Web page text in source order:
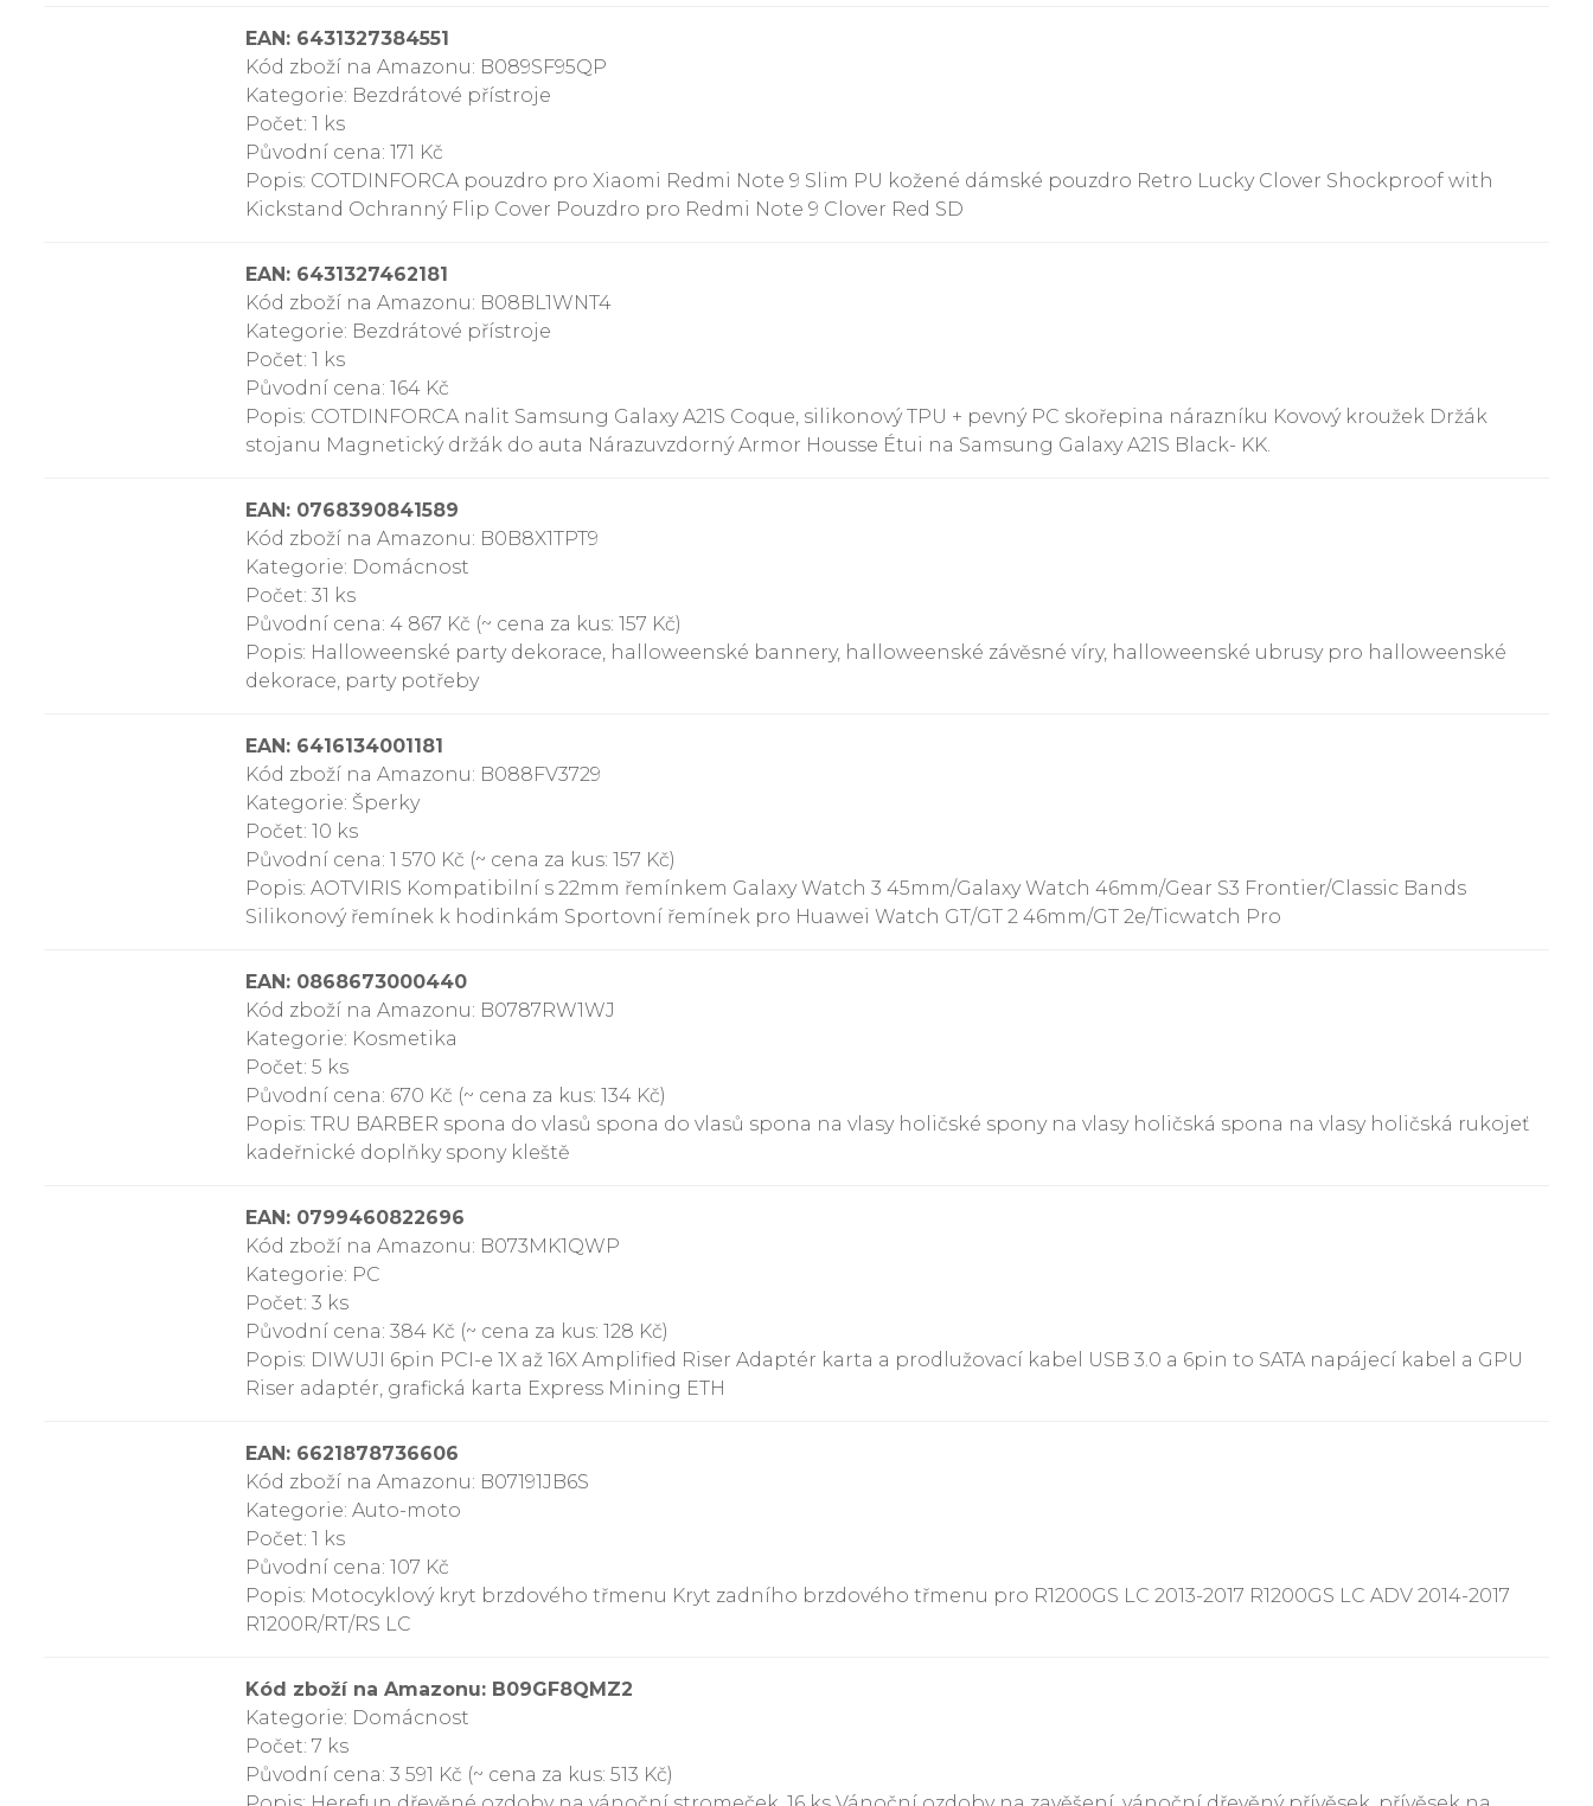
EAN: 6431327384551
Kód zboží na Amazonu: B089SF95QP
Kategorie: Bezdrátové přístroje
Počet: 1 ks
Původní cena: 171 Kč
Popis: COTDINFORCA pouzdro pro Xiaomi Redmi Note 9 Slim PU kožené dámské pouzdro Retro Lucky Clover Shockproof with
Kickstand Ochranný Flip Cover Pouzdro pro Redmi Note 9 Clover Red SD
EAN: 6431327462181
Kód zboží na Amazonu: B08BL1WNT4
Kategorie: Bezdrátové přístroje
Počet: 1 ks
Původní cena: 164 Kč
Popis: COTDINFORCA nalit Samsung Galaxy A21S Coque, silikonový TPU + pevný PC skořepina nárazníku Kovový kroužek Držák
stojanu Magnetický držák do auta Nárazuvzdorný Armor Housse Étui na Samsung Galaxy A21S Black- KK.
EAN: 0768390841589
Kód zboží na Amazonu: B0B8X1TPT9
Kategorie: Domácnost
Počet: 31 ks
Původní cena: 4 867 Kč (~ cena za kus: 157 Kč)
Popis: Halloweenské party dekorace, halloweenské bannery, halloweenské závěsné víry, halloweenské ubrusy pro halloweenské
dekorace, party potřeby
EAN: 6416134001181
Kód zboží na Amazonu: B088FV3729
Kategorie: Šperky
Počet: 10 ks
Původní cena: 1 570 Kč (~ cena za kus: 157 Kč)
Popis: AOTVIRIS Kompatibilní s 22mm řemínkem Galaxy Watch 3 45mm/Galaxy Watch 46mm/Gear S3 Frontier/Classic Bands
Silikonový řemínek k hodinkám Sportovní řemínek pro Huawei Watch GT/GT 2 46mm/GT 2e/Ticwatch Pro
EAN: 0868673000440
Kód zboží na Amazonu: B0787RW1WJ
Kategorie: Kosmetika
Počet: 5 ks
Původní cena: 670 Kč (~ cena za kus: 134 Kč)
Popis: TRU BARBER spona do vlasů spona do vlasů spona na vlasy holičské spony na vlasy holičská spona na vlasy holičská rukojeť
kadeřnické doplňky spony kleště
EAN: 0799460822696
Kód zboží na Amazonu: B073MK1QWP
Kategorie: PC
Počet: 3 ks
Původní cena: 384 Kč (~ cena za kus: 128 Kč)
Popis: DIWUJI 6pin PCI-e 1X až 16X Amplified Riser Adaptér karta a prodlužovací kabel USB 3.0 a 6pin to SATA napájecí kabel a GPU
Riser adaptér, grafická karta Express Mining ETH
EAN: 6621878736606
Kód zboží na Amazonu: B07191JB6S
Kategorie: Auto-moto
Počet: 1 ks
Původní cena: 107 Kč
Popis: Motocyklový kryt brzdového třmenu Kryt zadního brzdového třmenu pro R1200GS LC 2013-2017 R1200GS LC ADV 2014-2017
R1200R/RT/RS LC
Kód zboží na Amazonu: B09GF8QMZ2
Kategorie: Domácnost
Počet: 7 ks
Původní cena: 3 591 Kč (~ cena za kus: 513 Kč)